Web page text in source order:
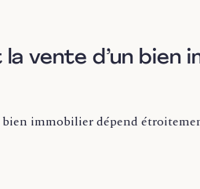
vente d’un bien
immobilier dépend